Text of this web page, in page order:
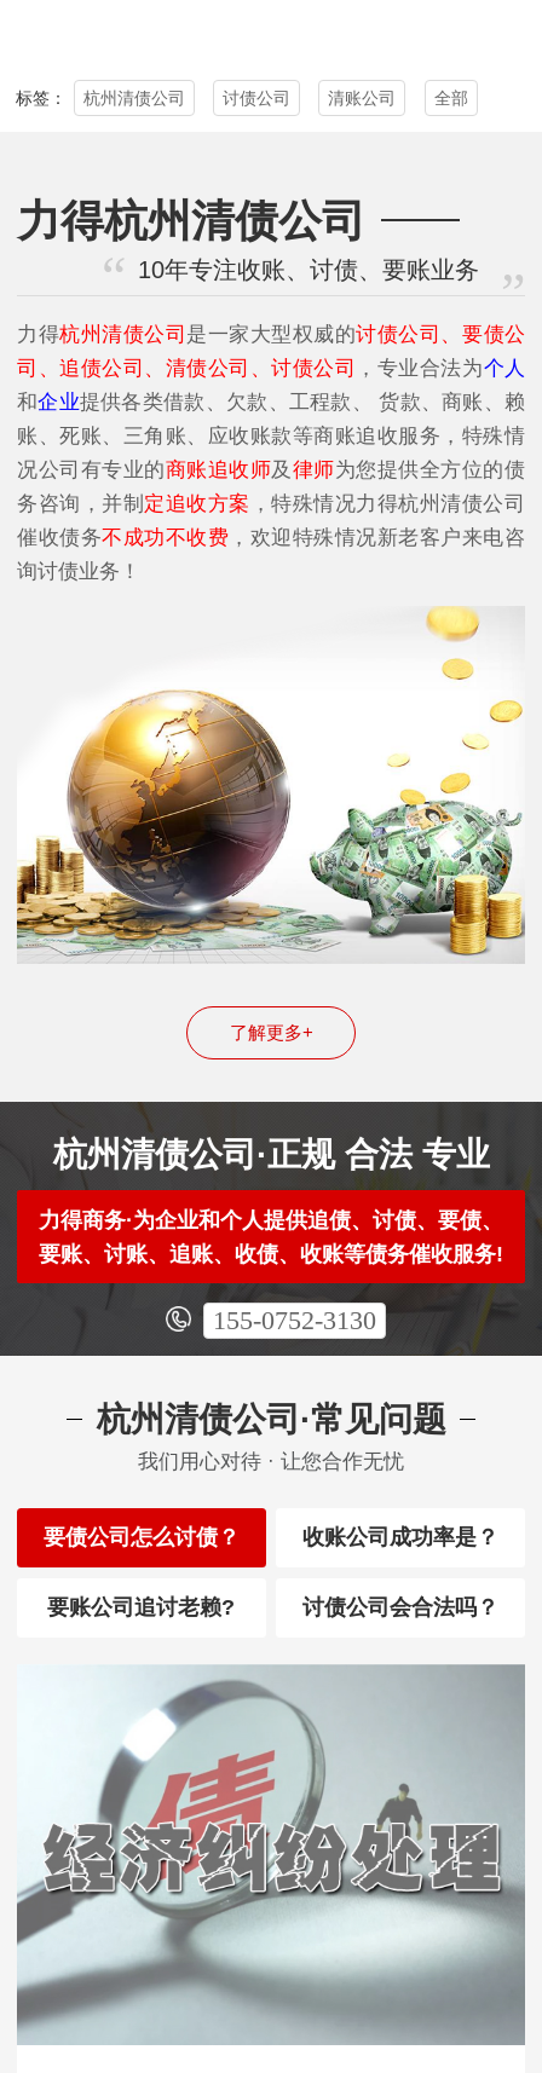
标签： 杭州清债公司 讨债公司 清账公司 全部
力得杭州清债公司
10年专注收账、讨债、要账业务
力得杭州清债公司 是一家大型权威的讨债公司、要债公
司、追债公司、清债公司、讨债公司 ，专业合法为个人
和企业提供各类借款、欠款、工程款、 货款、商账、赖
账、死账、三角账、应收账款等商账追收服务，特殊情
况公司有专业的商账追收师及 律师为您提供全方位的债
务咨询，并制 定追收方案 ，特殊情况力得杭州清债公司
催收债务不成功不收费 ，欢迎特殊情况新老客户来电咨
询讨债业务！
了解更多+
杭州清债公司·正规 合法 专业
力得商务·为企业和个人提供追债、讨债、要债、
要账、讨账、追账、收债、收账等债务催收服务!
155-0752-3130
杭州清债公司·常见问题
我们用心对待 · 让您合作无忧
要债公司怎么讨债？ 收账公司成功率是？
要账公司追讨老赖? 讨债公司会合法吗？